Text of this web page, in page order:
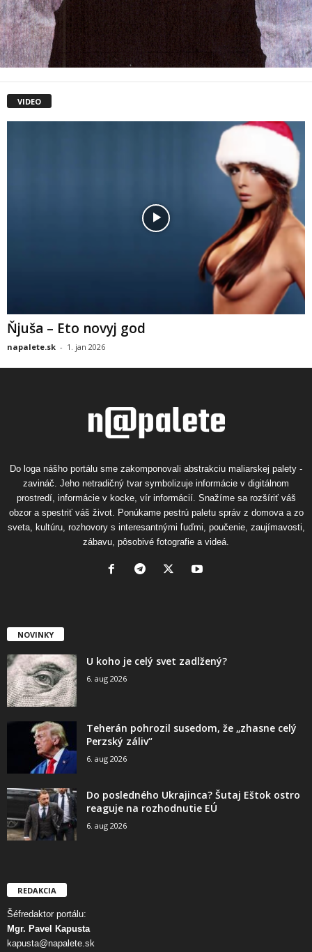
VIDEO
Ňjuša – Eto novyj god
napalete.sk - 1. jan 2026
Do loga nášho portálu sme zakomponovali abstrakciu maliarskej palety -
zavináč. Jeho netradičný tvar symbolizuje informácie v digitálnom
prostredí, informácie v kocke, vír informácií. Snažíme sa rozšíriť váš
obzor a spestriť váš život. Ponúkame pestrú paletu správ z domova a zo
sveta, kultúru, rozhovory s interesantnými ľuďmi, poučenie, zaujímavosti,
zábavu, pôsobivé fotografie a videá.
NOVINKY
U koho je celý svet zadlžený?
6. aug 2026
Teherán pohrozil susedom, že „zhasne celý
Perzský záliv“
6. aug 2026
Do posledného Ukrajinca? Šutaj Eštok ostro
reaguje na rozhodnutie EÚ
6. aug 2026
REDAKCIA
Šéfredaktor portálu:
Mgr. Pavel Kapusta
kapusta@napalete.sk